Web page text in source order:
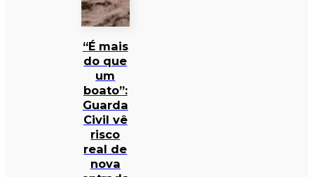
“É mais
do que
um
boato”:
Guarda
Civil vê
risco
real de
nova